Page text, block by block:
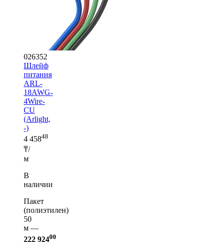
026352
Шлейф
питания
ARL-
18AWG-
4Wire-
CU
(Arlight,
-)
4 45848
₸/
м
В
наличии
Пакет
(полиэтилен)
50
м —
222 92400